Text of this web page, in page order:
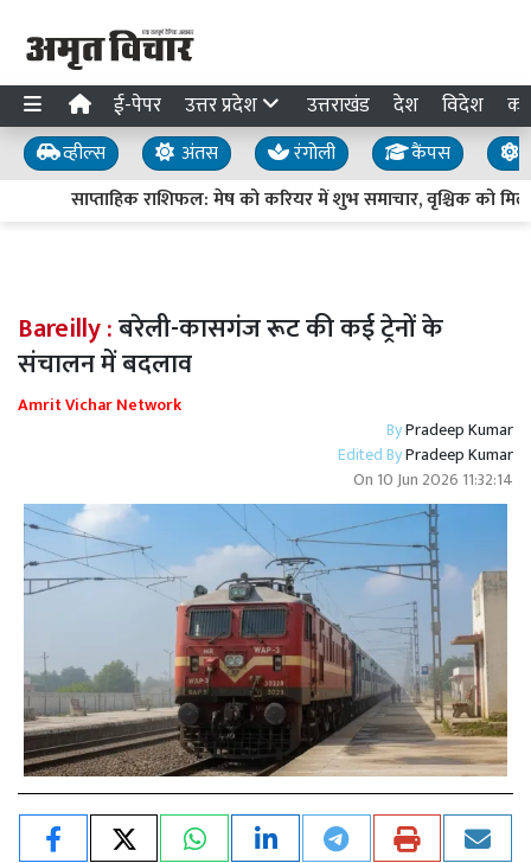
ई-पेपर उत्तर प्रदेश उत्तराखंड देश विदेश
व्हील्स अंतस रंगोली कैंपस
साप्ताहिक राशिफल: मेष को करियर में शुभ समाचार, वृश्चिक को
Bareilly :बरेली-कासगंज रूट की कई ट्रेनों के
संचालन में बदलाव
Amrit Vichar Network
ByPradeep Kumar
Edited ByPradeep Kumar
On 10 Jun 2026 11:32:14